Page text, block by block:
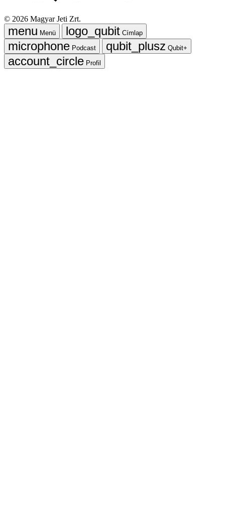
© 2026 Magyar Jeti Zrt.
Menü
Címlap
Podcast
Qubit+
Profil